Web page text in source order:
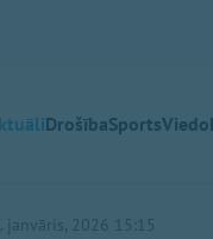
DrošībaSports
janvāris, 2026 15:15